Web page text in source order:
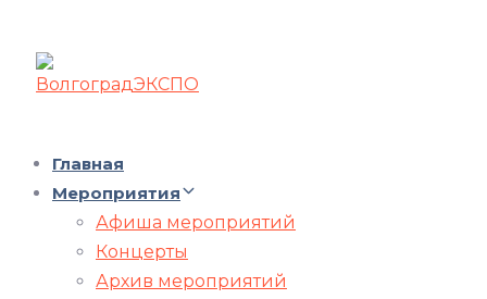
Главная
Мероприятия
Афиша мероприятий
Концерты
Архив мероприятий